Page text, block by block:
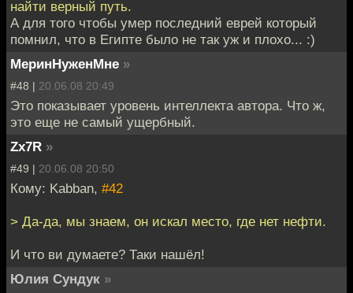
найти верный путь.
А для того чтобы умер последний еврей который
помнил, что в Египте было не так уж и плохо... :)
МеринНуженМне »
#48 | 20.06.08 20:49
Это показывает уровень интеллекта автора. Что ж,
это еще не самый ущербный.
Zx7R »
#49 | 20.06.08 20:50
Кому: Kabban, #42
> Да-да, мы знаем, он искал место, где нет нефти.
И что ви думаете? Таки нашёл!
Юлия Сундук »